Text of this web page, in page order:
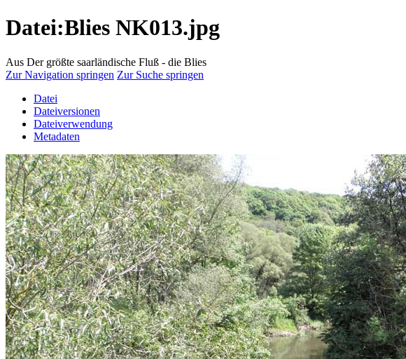
Datei:Blies NK013.jpg
Aus Der größte saarländische Fluß - die Blies
Zur Navigation springen Zur Suche springen
Datei
Dateiversionen
Dateiverwendung
Metadaten